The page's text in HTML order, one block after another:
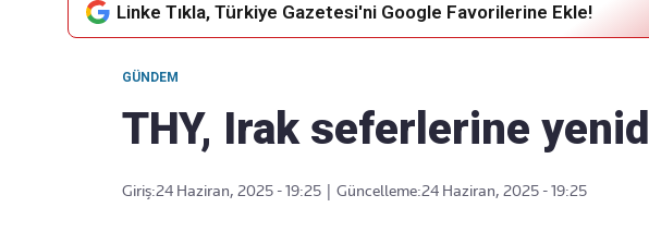
Linke Tıkla, Türkiye Gazetesi'ni Google Favorilerine Ekle!
GÜNDEM
THY, Irak seferlerine
Giriş:24 Haziran, 2025 - 19:25 Güncelleme:24 Haziran, 2025 - 19:25